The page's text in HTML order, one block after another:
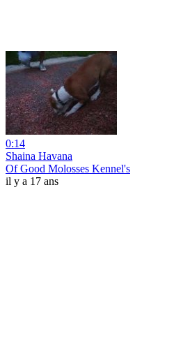
0:14
Shaina Havana
Of Good Molosses Kennel's
il y a 17 ans